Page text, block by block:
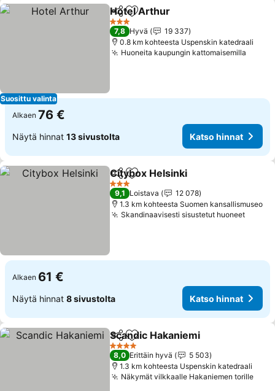
Suosittu valinta
Jaa Lisää suosikkeihin
Hotel Arthur
3 Tähtiluokitus
7,8 Hyvä
19 337
0.8 km kohteesta Uspenskin katedraali
Huoneita kaupungin kattomaisemilla
Alkaen 76 €
Näytä hinnat 13 sivustolta Katso hinnat
Jaa Lisää suosikkeihin
Citybox Helsinki
3 Tähtiluokitus
9,1 Loistava
12 078
1.3 km kohteesta Suomen kansallismuseo
Skandinaavisesti sisustetut huoneetKatso
Alkaen 61 €
Näytä hinnat 8 sivustolta Katso hinnat
Jaa Lisää suosikkeihin
Scandic Hakaniemi
4 Tähtiluokitus
8,0 Erittäin hyvä
5 503
1.3 km kohteesta Uspenskin katedraali
Näkymät vilkkaalle Hakaniemen torille